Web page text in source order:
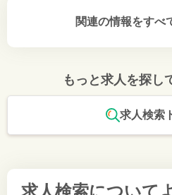
関連の情報をすべ
もっと求人を探し
求人検索
求人検索について